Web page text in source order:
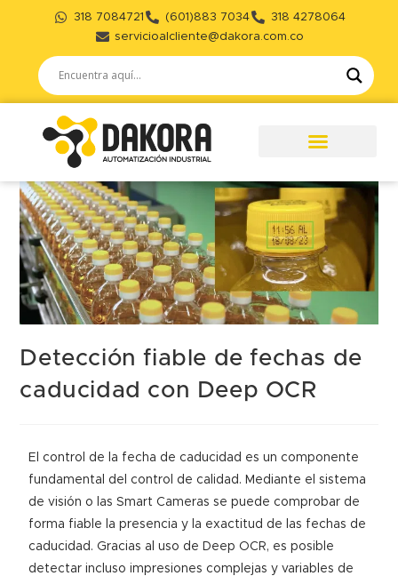
318 7084721 (601)883 7034
318 4278064
servicioalcliente@dakora.com.co
Detección fiable de fechas de
caducidad con Deep OCR
El control de la fecha de caducidad es un componente
fundamental del control de calidad. Mediante el sistema
de visión o las Smart Cameras se puede comprobar de
forma fiable la presencia y la exactitud de las fechas de
caducidad. Gracias al uso de Deep OCR, es posible
detectar incluso impresiones complejas y variables de